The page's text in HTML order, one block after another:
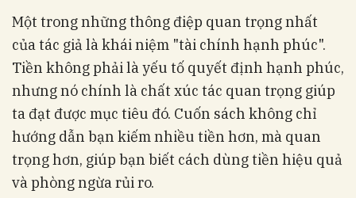
Một trong những thông điệp quan trọng nhất
của tác giả là khái niệm "tài chính hạnh phúc".
Tiền không phải là yếu tố quyết định hạnh phúc,
nhưng nó chính là chất xúc tác quan trọng giúp
ta đạt được mục tiêu đó. Cuốn sách không chỉ
hướng dẫn bạn kiếm nhiều tiền hơn, mà quan
trọng hơn, giúp bạn biết cách dùng tiền hiệu quả
và phòng ngừa rủi ro.